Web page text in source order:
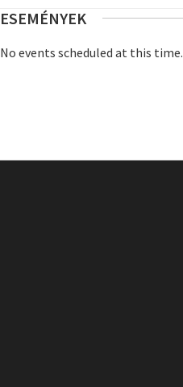
ESEMÉNYEK
No events scheduled at this time.